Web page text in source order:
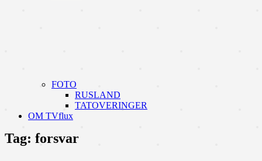
FOTO
RUSLAND
TATOVERINGER
OM TVflux
Tag: forsvar